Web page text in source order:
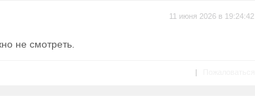
11 июня 2026 в 19:24:42
не смотреть.
|